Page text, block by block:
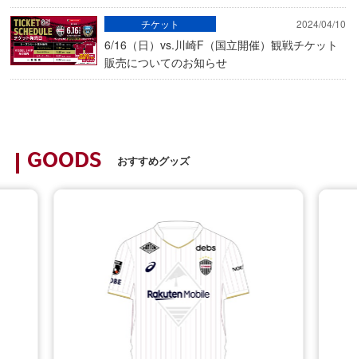
2024/04/10
6/16（日）vs.川崎F（国立開催）観戦チケット
販売についてのお知らせ
チケット
GOODS おすすめグッズ